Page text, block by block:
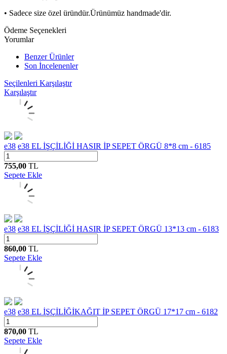
• Sadece size özel üründür.Ürünümüz handmade'dir.
Ödeme Seçenekleri
Yorumlar
Benzer Ürünler
Son İncelenenler
Seçilenleri Karşılaştır
Karşılaştır
e38 e38 EL İŞÇİLİĞİ HASIR İP SEPET ÖRGÜ 8*8 cm - 6185
755,00 TL
Sepete Ekle
e38 e38 EL İŞÇİLİĞİ HASIR İP SEPET ÖRGÜ 13*13 cm - 6183
860,00 TL
Sepete Ekle
e38 e38 EL İŞÇİLİĞİKAĞIT İP SEPET ÖRGÜ 17*17 cm - 6182
870,00 TL
Sepete Ekle